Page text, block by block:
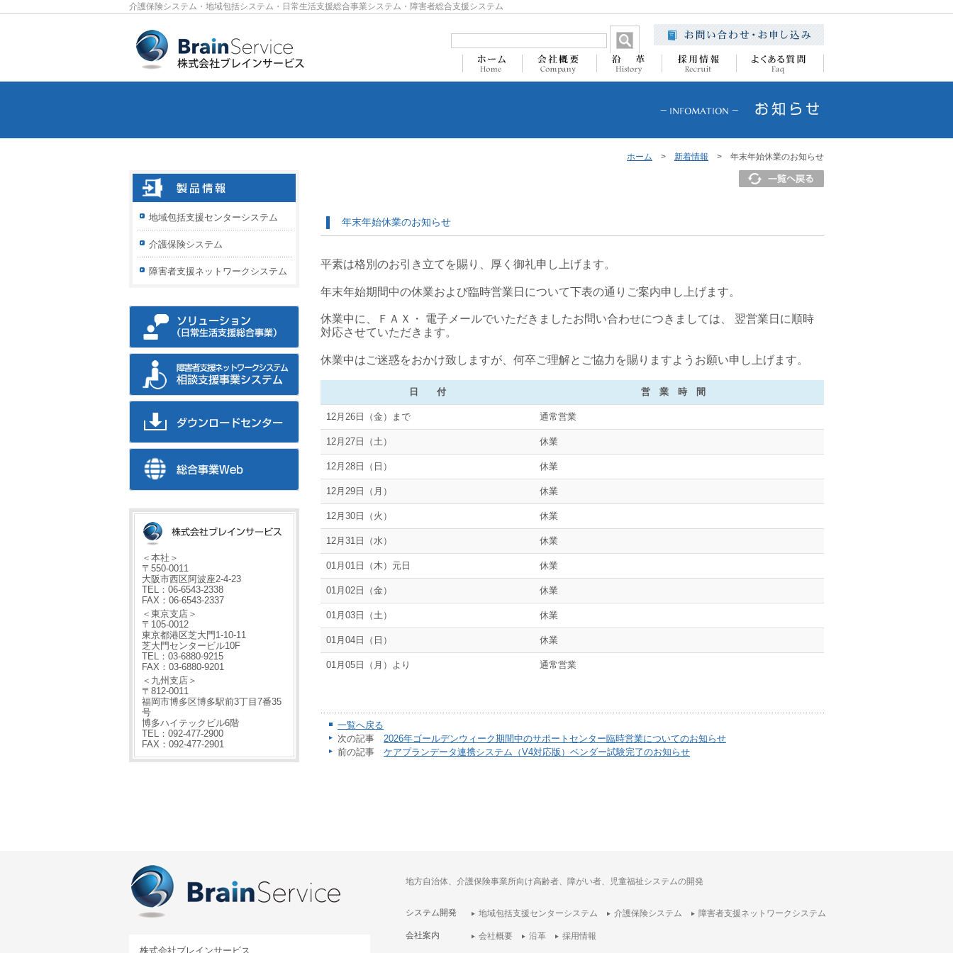
介護保険システム・地域包括システム・日常生活支援総合事業システム・障害者総合支援システム
ホーム > 新着情報 > 年末年始休業のお知らせ
年末年始休業のお知らせ
平素は格別のお引き立てを賜り、厚く御礼申し上げます。
年末年始期間中の休業および臨時営業日について下表の通りご案内申し上げます。
休業中に、ＦＡＸ・ 電子メールでいただきましたお問い合わせにつきましては、 翌営業日に順時
対応させていただきます。
休業中はご迷惑をおかけ致しますが、何卒ご理解とご協力を賜りますようお願い申し上げます。
日 付 営 業 時 間
12月26日（金）まで 通常営業
12月27日（土） 休業
12月28日（日） 休業
12月29日（月） 休業
12月30日（火） 休業
12月31日（水） 休業
01月01日（木）元日 休業
01月02日（金） 休業
01月03日（土） 休業
01月04日（日） 休業
01月05日（月）より 通常営業
一覧へ戻る
次の記事 2026年ゴールデンウィーク期間中のサポートセンター臨時営業についてのお知らせ
前の記事 ケアプランデータ連携システム（V4対応版）ベンダー試験完了のお知らせ
地域包括支援センターシステム
介護保険システム
障害者支援ネットワークシステム
＜本社＞
〒550-0011
大阪市西区阿波座2-4-23
TEL：06-6543-2338
FAX：06-6543-2337
＜東京支店＞
〒105-0012
東京都港区芝大門1-10-11
芝大門センタービル10F
TEL：03-6880-9215
FAX：03-6880-9201
＜九州支店＞
〒812-0011
福岡市博多区博多駅前3丁目7番35
号
博多ハイテックビル6階
TEL：092-477-2900
FAX：092-477-2901
株式会社ブレインサービス
地方自治体、介護保険事業所向け高齢者、障がい者、児童福祉システムの開発
システム開発 地域包括支援センターシステム 介護保険システム 障害者支援ネットワークシステム
会社案内 会社概要 沿革 採用情報